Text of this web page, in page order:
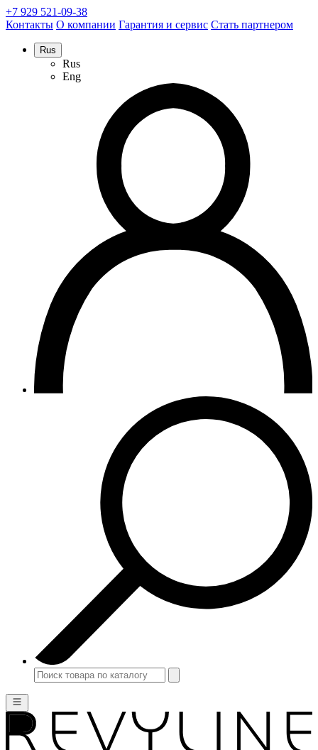
+7 929 521-09-38
Контакты О компании Гарантия и сервис Стать партнером
Rus
Rus
Eng